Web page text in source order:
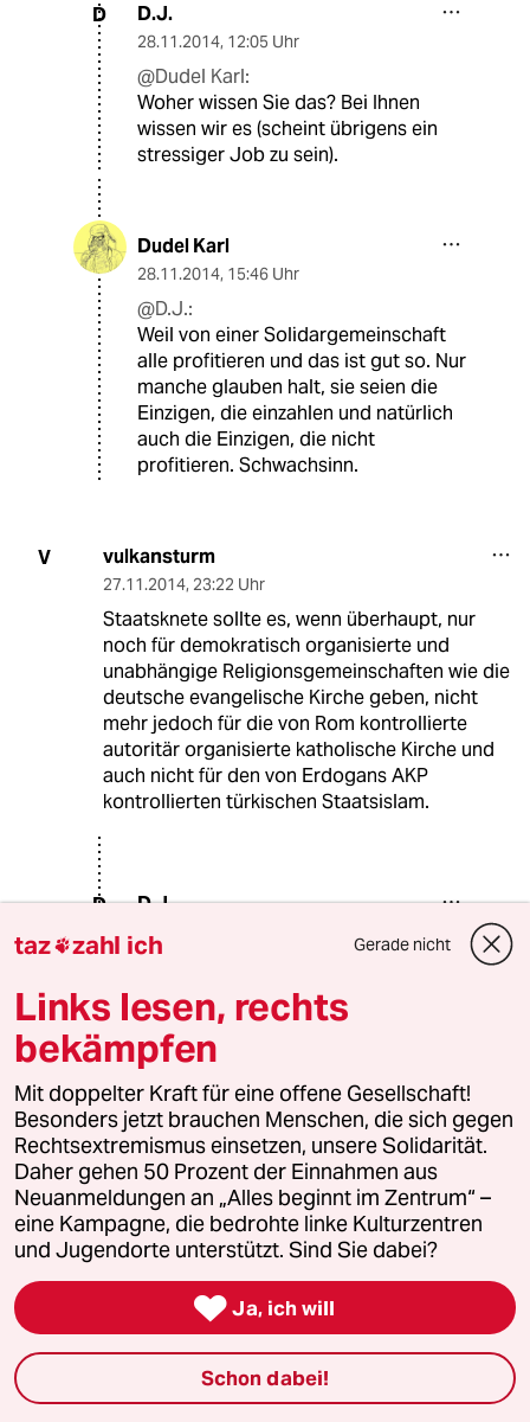
D D.J.
28.11.2014, 12:05 Uhr
@Dudel Karl:
Woher wissen Sie das? Bei Ihnen
wissen wir es (scheint übrigens ein
stressiger Job zu sein).
Dudel Karl
28.11.2014, 15:46 Uhr
@D.J.:
Weil von einer Solidargemeinschaft
alle profitieren und das ist gut so. Nur
manche glauben halt, sie seien die
Einzigen, die einzahlen und natürlich
auch die Einzigen, die nicht
profitieren. Schwachsinn.
V vulkansturm
27.11.2014, 23:22 Uhr
Staatsknete sollte es, wenn überhaupt, nur
noch für demokratisch organisierte und
unabhängige Religionsgemeinschaften wie die
deutsche evangelische Kirche geben, nicht
mehr jedoch für die von Rom kontrollierte
autoritär organisierte katholische Kirche und
auch nicht für den von Erdogans AKP
kontrollierten türkischen Staatsislam.
D D.J.
28.11.2014
Soweit ich sehe, verlangt nicht
einmal der Verf., reine Steuergelder
zu verwenden, sondern die
Ausdehnung der staatl. erhobenen
Kirchensteuer für Miglieder. Wobei
einige pseudolinke Neoklerikale
selbst bei Ersterem begeistert wären.
V vulkansturm
Als schwuler Mann finde ich es schon als
unerträglich, dass die homofeindliche
katholische Kirche auch mit den Steuergeldern
von Homosexuellen subventioniert wird,
Warum sollten dann auch noch Steuergelder
taz zahl ich Gerade nicht
Links lesen, rechts
bekämpfen
Mit doppelter Kraft für eine offene Gesellschaft!
Besonders jetzt brauchen Menschen, die sich gegen
Rechtsextremismus einsetzen, unsere Solidarität.
Daher gehen 50 Prozent der Einnahmen aus
Neuanmeldungen an „Alles beginnt im Zentrum“ –
eine Kampagne, die bedrohte linke Kulturzentren
und Jugendorte unterstützt. Sind Sie dabei?
 Ja, ich will
Schon dabei!